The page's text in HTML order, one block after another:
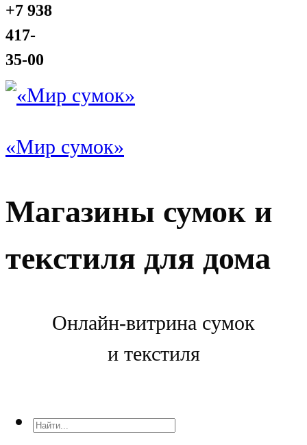
+7 938
417-
35-00
«Мир сумок»
Магазины сумок и
текстиля для дома
Онлайн-витрина сумок
и текстиля